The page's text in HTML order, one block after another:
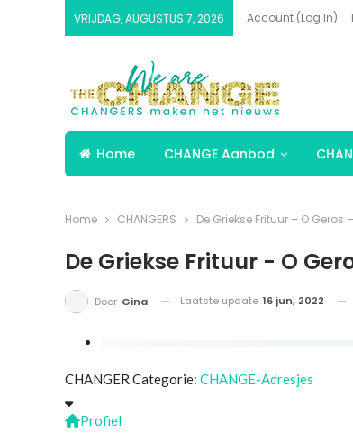
VRIJDAG, AUGUSTUS 7, 2026 Account (Log In)
Home CHANGE Aanbod
Home CHANGERS De Griekse Frituur – O Geros
De Griekse Frituur - O
Door Gina Laatste update 16 jun, 2022
CHANGER Categorie: CHANGE-Adresjes
Profiel